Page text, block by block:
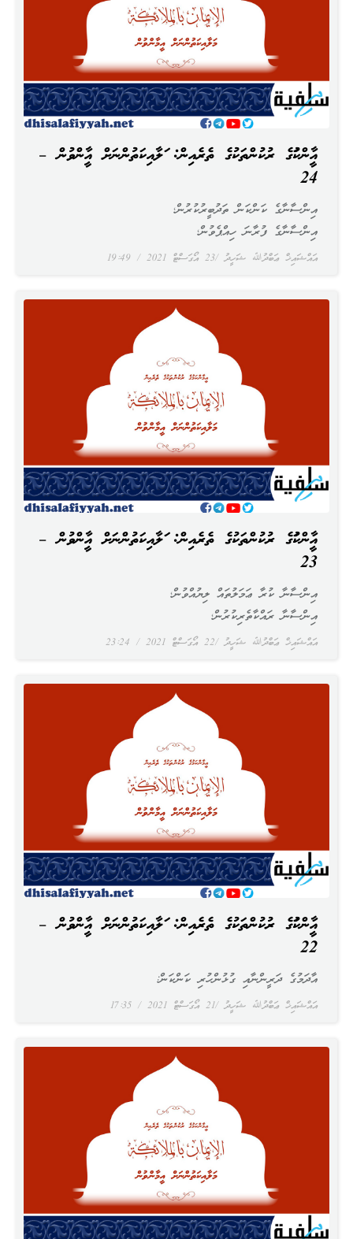
އީމާންކަމުގެ ރުކުންތަކުގެ ތެރެއިން: މަލާއިކަތުންނަށް އީމާންވުން –
24
އައްޝައިޚް ޢަބްދުﷲ ޝަހީދު 23 އޯގަސްޓް 2021
އިންސާނާގެ ކަންކަން ތަދުބީރުކުރުން؛
އިންސާނާގެ ފުރާނަ ހިއްޕެވުން؛
އީމާންކަމުގެ ރުކުންތަކުގެ ތެރެއިން: މަލާއިކަތުންނަށް އީމާންވުން –
23
އައްޝައިޚް ޢަބްދުﷲ ޝަހީދު 22 އޯގަސްޓް 2021
އިންސާނާ ކުރާ ޢަމަލުތައް ލިޔުއްވުން؛
އިންސާނާ ރައްކާތެރިކުރުން؛
އީމާންކަމުގެ ރުކުންތަކުގެ ތެރެއިން: މަލާއިކަތުންނަށް އީމާންވުން –
22
އައްޝައިޚް ޢަބްދުﷲ ޝަހީދު 21 އޯގަސްޓް 2021
އާދަމުގެ ދަރީންނާއި ގުޅުންހުރި ކަންކަން: